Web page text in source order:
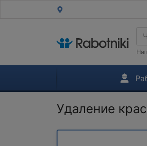
Удаление